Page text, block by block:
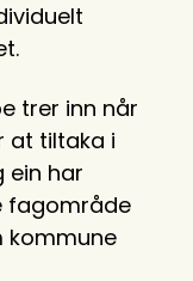
trer inn når
at tiltaka i
ein har
fagområde
kommune